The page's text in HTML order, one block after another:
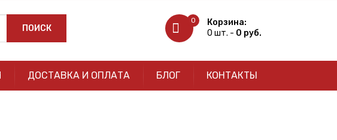
ПОИСК
0
Корзина:
0 шт. - 0 руб.
ДОСТАВКА И ОПЛАТА БЛОГ КОНТАКТЫ